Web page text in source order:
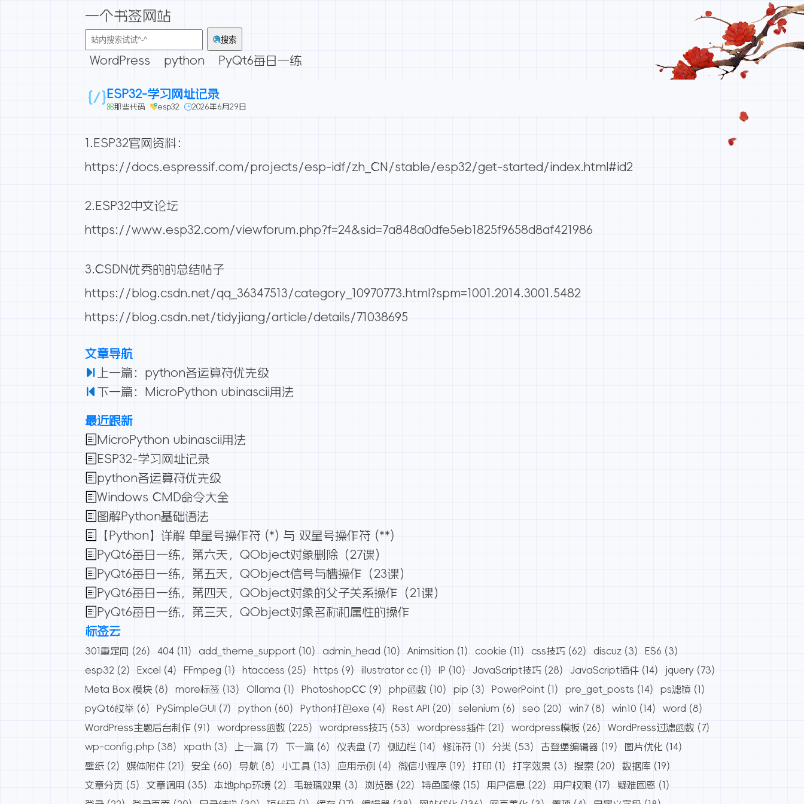
一个书签网站
搜索
WordPress python PyQt6每日一练
ESP32-学习网址记录
那些代码 esp32 2026年6月29日
1.ESP32官网资料：
https://docs.espressif.com/projects/esp-idf/zh_CN/stable/esp32/get-started/index.html#id2
2.ESP32中文论坛
https://www.esp32.com/viewforum.php?f=24&sid=7a848a0dfe5eb1825f9658d8af421986
3.CSDN优秀的的总结帖子
https://blog.csdn.net/qq_36347513/category_10970773.html?spm=1001.2014.3001.5482
https://blog.csdn.net/tidyjiang/article/details/71038695
文章导航
上一篇：python各运算符优先级
下一篇：MicroPython ubinascii用法
最近跟新
MicroPython ubinascii用法
ESP32-学习网址记录
python各运算符优先级
Windows CMD命令大全
图解Python基础语法
【Python】详解 单星号操作符 (*) 与 双星号操作符 (**)
PyQt6每日一练，第六天，QObject对象删除（27课）
PyQt6每日一练，第五天，QObject信号与槽操作（23课）
PyQt6每日一练，第四天，QObject对象的父子关系操作（21课）
PyQt6每日一练，第三天，QObject对象名称和属性的操作
标签云
301重定向 (26) 404 (11) add_theme_support (10) admin_head (10) Animsition (1) cookie (11) css技巧 (62) discuz (3) ES6 (3)
esp32 (2) Excel (4) FFmpeg (1) htaccess (25) https (9) illustrator cc (1) IP (10) JavaScript技巧 (28) JavaScript插件 (14) jquery (73)
Meta Box 模块 (8) more标签 (13) Ollama (1) PhotoshopCC (9) php函数 (10) pip (3) PowerPoint (1) pre_get_posts (14) ps滤镜 (1)
pyQt6枚举 (6) PySimpleGUI (7) python (60) Python打包exe (4) Rest API (20) selenium (6) seo (20) win7 (8) win10 (14) word (8)
WordPress主题后台制作 (91) wordpress函数 (225) wordpress技巧 (53) wordpress插件 (21) wordpress模板 (26) WordPress过滤函数 (7)
wp-config.php (38) xpath (3) 上一篇 (7) 下一篇 (6) 仪表盘 (7) 侧边栏 (14) 修饰符 (1) 分类 (53) 古登堡编辑器 (19) 图片优化 (14)
壁纸 (2) 媒体附件 (21) 安全 (60) 导航 (8) 小工具 (13) 应用示例 (4) 微信小程序 (19) 打印 (1) 打字效果 (3) 搜索 (20) 数据库 (19)
文章分页 (5) 文章调用 (35) 本地php环境 (2) 毛玻璃效果 (3) 浏览器 (22) 特色图像 (15) 用户信息 (22) 用户权限 (17) 疑难困惑 (1)